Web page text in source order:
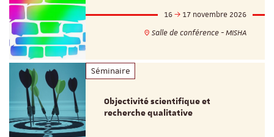
16
17 novembre 2026
Salle de conférence - MISHA
Séminaire
Objectivité scientifique et
recherche qualitative